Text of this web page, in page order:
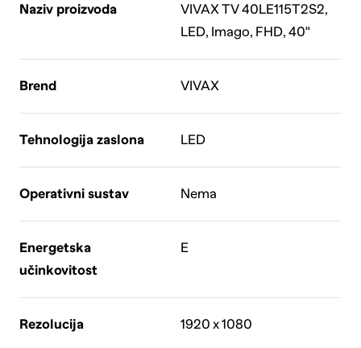
Naziv proizvoda
VIVAX TV 40LE115T2S2,
LED, Imago, FHD, 40"
Brend VIVAX
Tehnologija zaslona LED
Operativni sustav Nema
Energetska
učinkovitost
E
Rezolucija 1920 x 1080